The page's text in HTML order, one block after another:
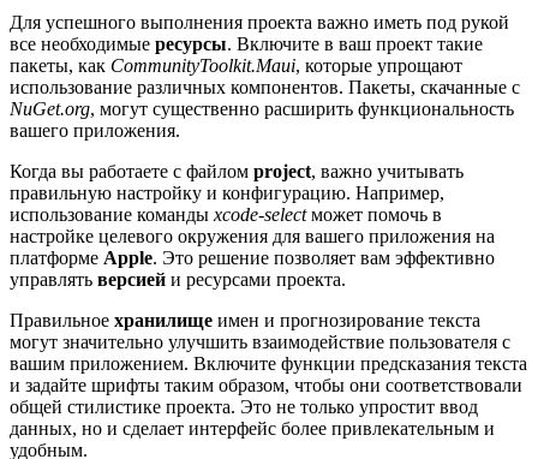
Для успешного выполнения проекта важно иметь под рукой
все необходимые ресурсы. Включите в ваш проект такие
пакеты, как CommunityToolkit.Maui, которые упрощают
использование различных компонентов. Пакеты, скачанные с
NuGet.org, могут существенно расширить функциональность
вашего приложения.
Когда вы работаете с файлом project, важно учитывать
правильную настройку и конфигурацию. Например,
использование команды xcode-selectможет помочь в
настройке целевого окружения для вашего приложения на
платформе Apple. Это решение позволяет вам эффективно
управлять версией и ресурсами проекта.
Правильное хранилище имен и прогнозирование текста
могут значительно улучшить взаимодействие пользователя с
вашим приложением. Включите функции предсказания текста
и задайте шрифты таким образом, чтобы они соответствовали
общей стилистике проекта. Это не только упростит ввод
данных, но и сделает интерфейс более привлекательным и
удобным.